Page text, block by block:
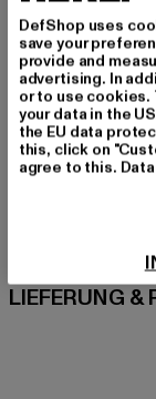
Art.Nr: TB5534-
Hersteller: TB
Dr.-Robert-
DE
LIEFERUNG &
DefShop uses
save your
provide and
advertising. In
or to use
your data in the
the EU data
this, click on
agree to this.